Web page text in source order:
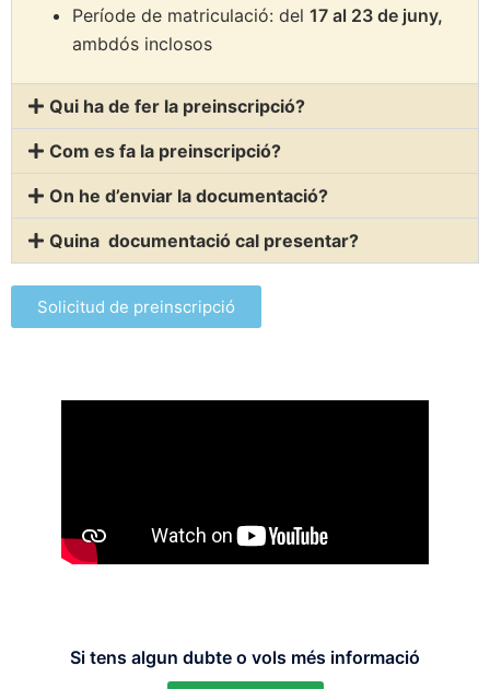
Període de matriculació: del 17 al 23 de juny,
ambdós inclosos
Qui ha de fer la preinscripció?
Com es fa la preinscripció?
On he d’enviar la documentació?
Quina documentació cal presentar?
Solicitud de preinscripció
Si tens algun dubte o vols més informació